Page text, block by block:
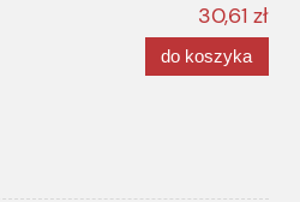
30,61 zł
do koszyka